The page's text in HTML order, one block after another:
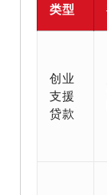
类型
创业
支援
贷款